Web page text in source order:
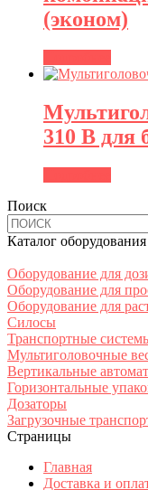
(эконом)
310 В для
Поиск
Найти:
Каталог оборудования
Оборудование для
Оборудование для
Оборудование для
Силосы
Транспортные
Мультиголовочные
Вертикальные
Горизонтальные
Дозаторы
Загрузочные
Страницы
Главная
Доставка и